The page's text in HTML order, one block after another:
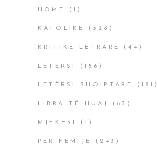
HOME (1)
KATOLIKË (328)
KRITIKË LETRARE (44)
LETËRSI (186)
LETËRSI SHQIPTARE (181)
LIBRA TË HUAJ (63)
MJEKËSI (1)
PËR FËMIJË (243)